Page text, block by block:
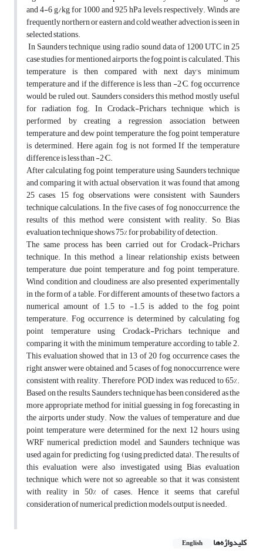
and 4-6 g/kg for 1000 and 925 hPa levels respectively. Winds are
frequently northern or eastern and cold weather advection is seen in
selected stations.
In Saunders technique, using radio sound data of 1200 UTC in 25
case studies for mentioned airports, the fog point is calculated. This
temperature is then compared with next day's minimum
temperature and if the difference is less than -2°C, fog occurrence
would be ruled out. Saunders considers this method mostly useful
for radiation fog. In Crodack-Prichars technique, which is
performed by creating a regression association between
temperature and dew point temperature, the fog point temperature
is determined. Here again, fog is not formed If the temperature
difference is less than -2°C.
After calculating fog point temperature using Saunders technique
and comparing it with actual observation, it was found that among
25 cases, 15 fog observations were consistent with Saunders
technique calculations. In the five cases of fog nonoccurrence, the
results of this method were consistent with reality. So, Bias
evaluation technique shows 75% for probability of detection.
The same process has been carried out for Crodack-Prichars
technique. In this method, a linear relationship exists between
temperature, due point temperature, and fog point temperature.
Wind condition and cloudiness are also presented experimentally
in the form of a table. For different amounts of these two factors, a
numerical amount of 1.5 to -1.5 is added to the fog point
temperature. Fog occurrence is determined by calculating fog
point temperature using Crodack-Prichars technique and
comparing it with the minimum temperature according to table 2.
This evaluation showed that in 13 of 20 fog occurrence cases, the
right answer were obtained, and 5 cases of fog nonoccurrence, were
consistent with reality. Therefore, POD index was reduced to 65%.
Based on the results, Saunders technique has been considered as the
more appropriate method for initial guessing in fog forecasting in
the airports under study. Now, the values of temperature and due
point temperature were determined for the next 12 hours using
WRF numerical prediction model, and Saunders technique was
used again for predicting fog (using predicted data). The results of
this evaluation were also investigated using Bias evaluation
technique, which were not so agreeable, so that it was consistent
with reality in 50% of cases. Hence, it seems that careful
consideration of numerical prediction models output is needed.
کلیدواژه‌ها English